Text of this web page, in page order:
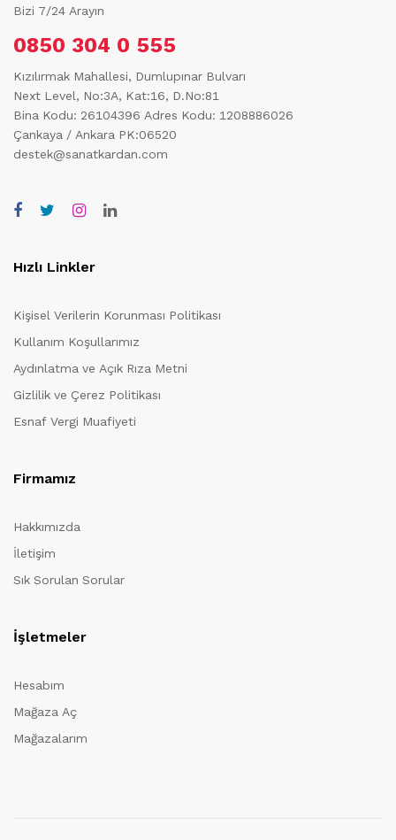
Bizi 7/24 Arayın
0850 304 0 555
Kızılırmak Mahallesi, Dumlupınar Bulvarı
Next Level, No:3A, Kat:16, D.No:81
Bina Kodu: 26104396 Adres Kodu: 1208886026
Çankaya / Ankara PK:06520
destek@sanatkardan.com
Hızlı Linkler
Kişisel Verilerin Korunması Politikası
Kullanım Koşullarımız
Aydınlatma ve Açık Rıza Metni
Gizlilik ve Çerez Politikası
Esnaf Vergi Muafiyeti
Firmamız
Hakkımızda
İletişim
Sık Sorulan Sorular
İşletmeler
Hesabım
Mağaza Aç
Mağazalarım